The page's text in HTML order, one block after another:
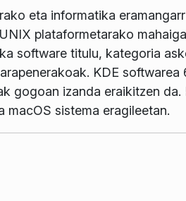
eta informatika
plataformetarako
software titulu, kategoria
KDE
gogoan izanda eraikitzen da.
sistema eragileetan.